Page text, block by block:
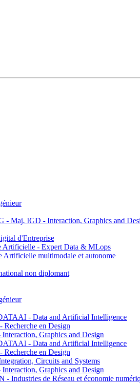
Maj. IGD - Interaction, Graphics and
d'Entreprise
Artificielle - Expert Data & MLops
multimodale et autonome
non diplomant
- Data and Artificial Intelligence
en Design
Graphics and Design
- Data and Artificial Intelligence
en Design
Circuits and Systems
Graphics and Design
Industries de Réseau et économie